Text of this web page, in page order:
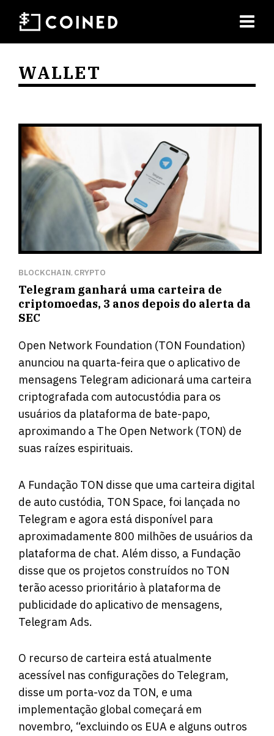
WALLET
BLOCKCHAIN, CRYPTO
Telegram ganhará uma carteira de
criptomoedas, 3 anos depois do alerta da
SEC
Open Network Foundation (TON Foundation)
anunciou na quarta-feira que o aplicativo de
mensagens Telegram adicionará uma carteira
criptografada com autocustódia para os
usuários da plataforma de bate-papo,
aproximando a The Open Network (TON) de
suas raízes espirituais.
A Fundação TON disse que uma carteira digital
de auto custódia, TON Space, foi lançada no
Telegram e agora está disponível para
aproximadamente 800 milhões de usuários da
plataforma de chat. Além disso, a Fundação
disse que os projetos construídos no TON
terão acesso prioritário à plataforma de
publicidade do aplicativo de mensagens,
Telegram Ads.
O recurso de carteira está atualmente
acessível nas configurações do Telegram,
disse um porta-voz da TON, e uma
implementação global começará em
novembro, “excluindo os EUA e alguns outros